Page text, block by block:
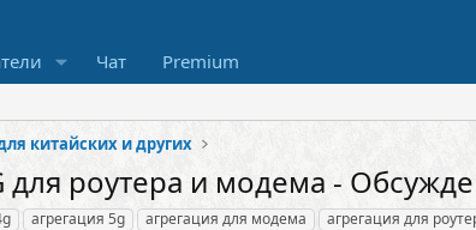
Чат Premium
китайских и других
для роутера и модема -
агрегация 5g агрегация для модема агрегация для